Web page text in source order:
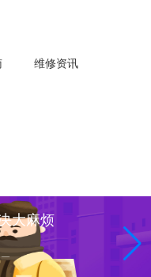
维修资讯
信赖！